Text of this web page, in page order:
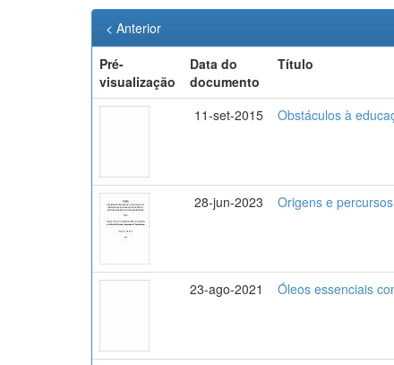
< Anterior
Pré-
visualização
Data do
documento
Título
11-set-2015 Obstáculos à
28-jun-2023 Origens e
23-ago-2021 Óleos essenciais